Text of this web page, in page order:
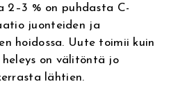
2–3 % on puhdasta C-
juonteiden ja
hoidossa. Uute toimii kuin
on välitöntä jo
lähtien.